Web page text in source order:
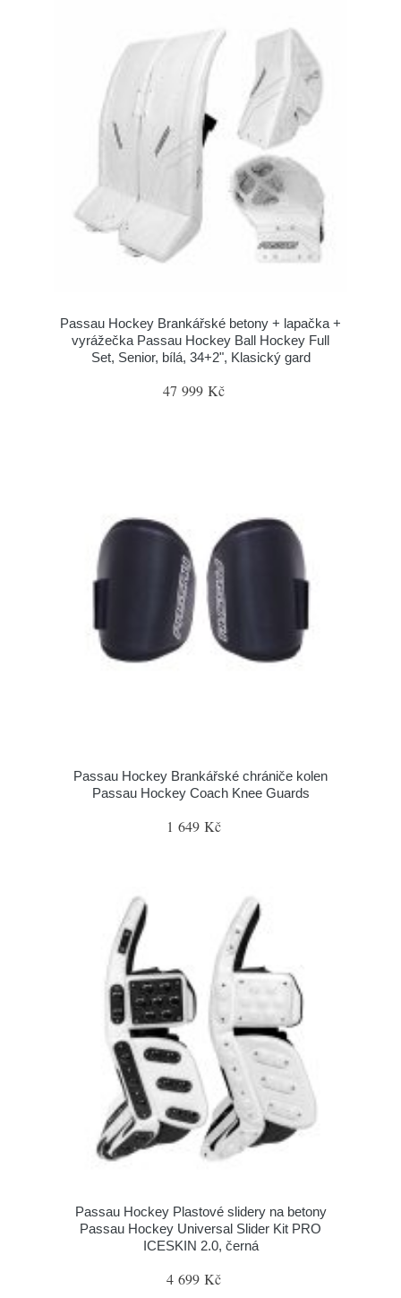
Passau Hockey Brankářské betony + lapačka +
vyrážečka Passau Hockey Ball Hockey Full
Set, Senior, bílá, 34+2", Klasický gard
47 999 Kč
Passau Hockey Brankářské chrániče kolen
Passau Hockey Coach Knee Guards
1 649 Kč
Passau Hockey Plastové slidery na betony
Passau Hockey Universal Slider Kit PRO
ICESKIN 2.0, černá
4 699 Kč